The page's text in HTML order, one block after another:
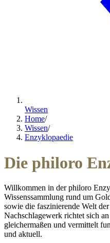
Wissen
Home/
Wissen/
Enzyklopaedie
Die philoro
Willkommen in der philoro
Wissenssammlung rund um
sowie die faszinierende Welt
Nachschlagewerk richtet sich
gleichermaßen und vermittelt
und aktuell.